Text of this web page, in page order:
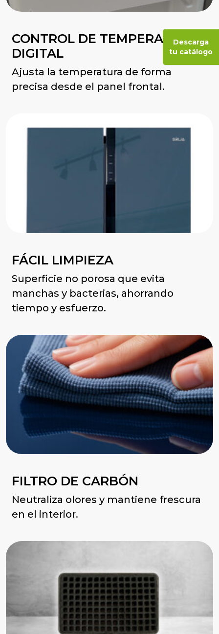
Descarga
tu catálogo
CONTROL DE TEMPERATURA
DIGITAL
Ajusta la temperatura de forma
precisa desde el panel frontal.
FÁCIL LIMPIEZA
Superficie no porosa que evita
manchas y bacterias, ahorrando
tiempo y esfuerzo.
FILTRO DE CARBÓN
Neutraliza olores y mantiene frescura
en el interior.